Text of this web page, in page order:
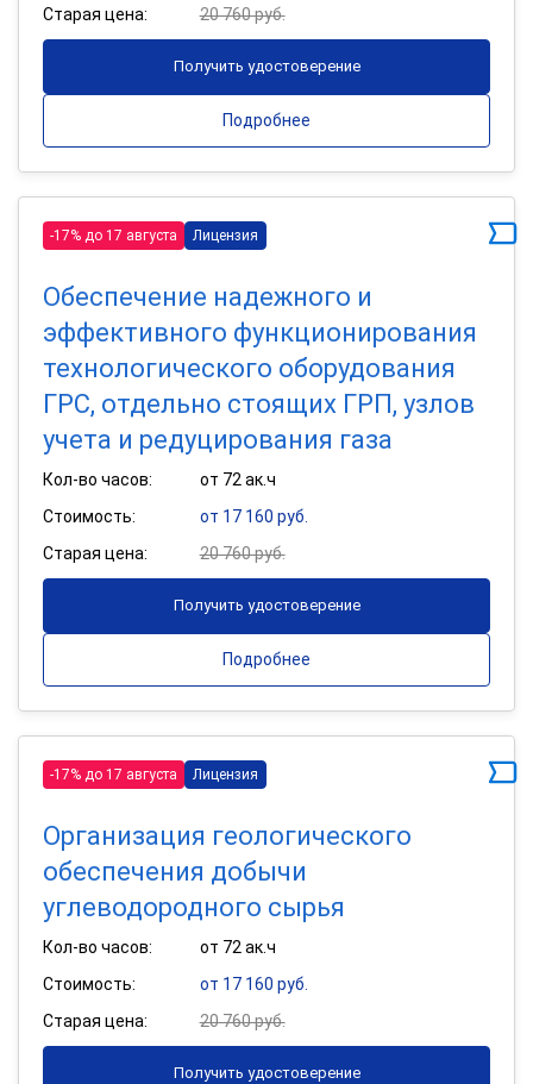
Старая цена:
20 760 руб.
Получить удостоверение
Подробнее
-17% до 17 августа Лицензия
Обеспечение надежного и
эффективного функционирования
технологического оборудования
ГРС, отдельно стоящих ГРП, узлов
учета и редуцирования газа
Кол-во часов:
от 72 ак.ч
Стоимость:
от 17 160 руб.
Старая цена:
20 760 руб.
Получить удостоверение
Подробнее
-17% до 17 августа Лицензия
Организация геологического
обеспечения добычи
углеводородного сырья
Кол-во часов:
от 72 ак.ч
Стоимость:
от 17 160 руб.
Старая цена:
20 760 руб.
Получить удостоверение